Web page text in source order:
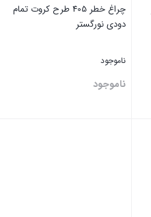
چراغ خطر 405 طرح کروت تمام
دودی نورگستر
ناموجود
ناموجود